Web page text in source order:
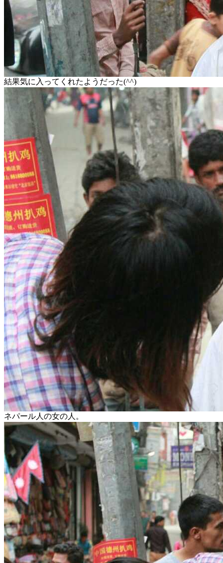
結果気に入ってくれたようだった(^^)
ネパール人の女の人。